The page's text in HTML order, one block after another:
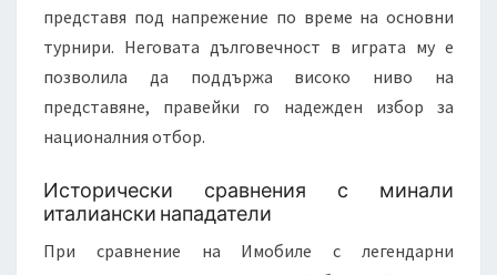
представя под напрежение по време на основни
турнири. Неговата дълговечност в играта му е
позволила да поддържа високо ниво на
представяне, правейки го надежден избор за
националния отбор.
Исторически сравнения с минали
италиански нападатели
При сравнение на Имобиле с легендарни